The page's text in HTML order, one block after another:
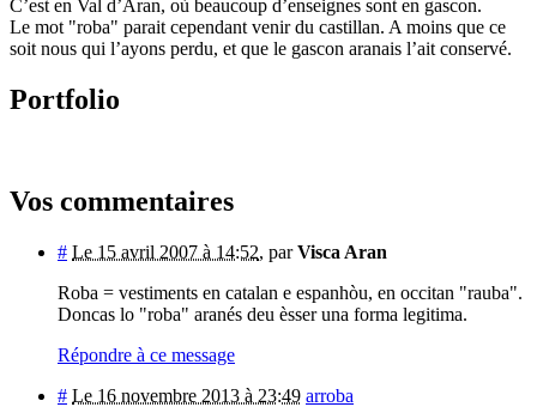
C’est en Val d’Aran, où beaucoup d’enseignes sont en gascon.
Le mot "roba" parait cependant venir du castillan. A moins que ce
soit nous qui l’ayons perdu, et que le gascon aranais l’ait conservé.
Portfolio
Vos commentaires
# Le 15 avril 2007 à 14:52, parVisca Aran
Roba = vestiments en catalan e espanhòu, en occitan "rauba".
Doncas lo "roba" aranés deu èsser una forma legitima.
Répondre à ce message
# Le 16 novembre 2013 à 23:49 arroba